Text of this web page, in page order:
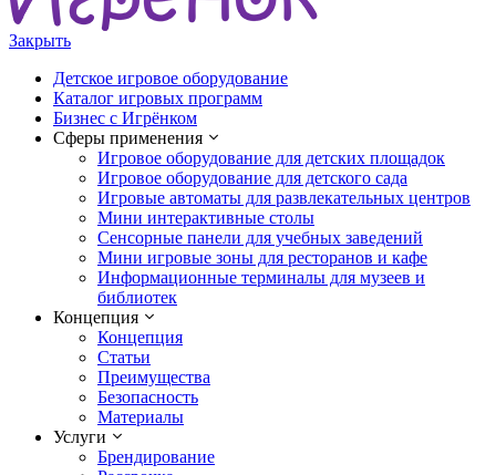
Закрыть
Детское игровое оборудование
Каталог игровых программ
Бизнес с Игрёнком
Сферы применения
Игровое оборудование для детских площадок
Игровое оборудование для детского сада
Игровые автоматы для развлекательных центров
Мини интерактивные столы
Сенсорные панели для учебных заведений
Мини игровые зоны для ресторанов и кафе
Информационные терминалы для музеев и
библиотек
Концепция
Концепция
Статьи
Преимущества
Безопасность
Материалы
Услуги
Брендирование